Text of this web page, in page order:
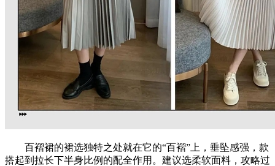
百褶裙的裙选独特之处就在它的“百褶”上，垂坠感强，款
搭起到拉长下半身比例的配全作用。建议选柔软面料，攻略过